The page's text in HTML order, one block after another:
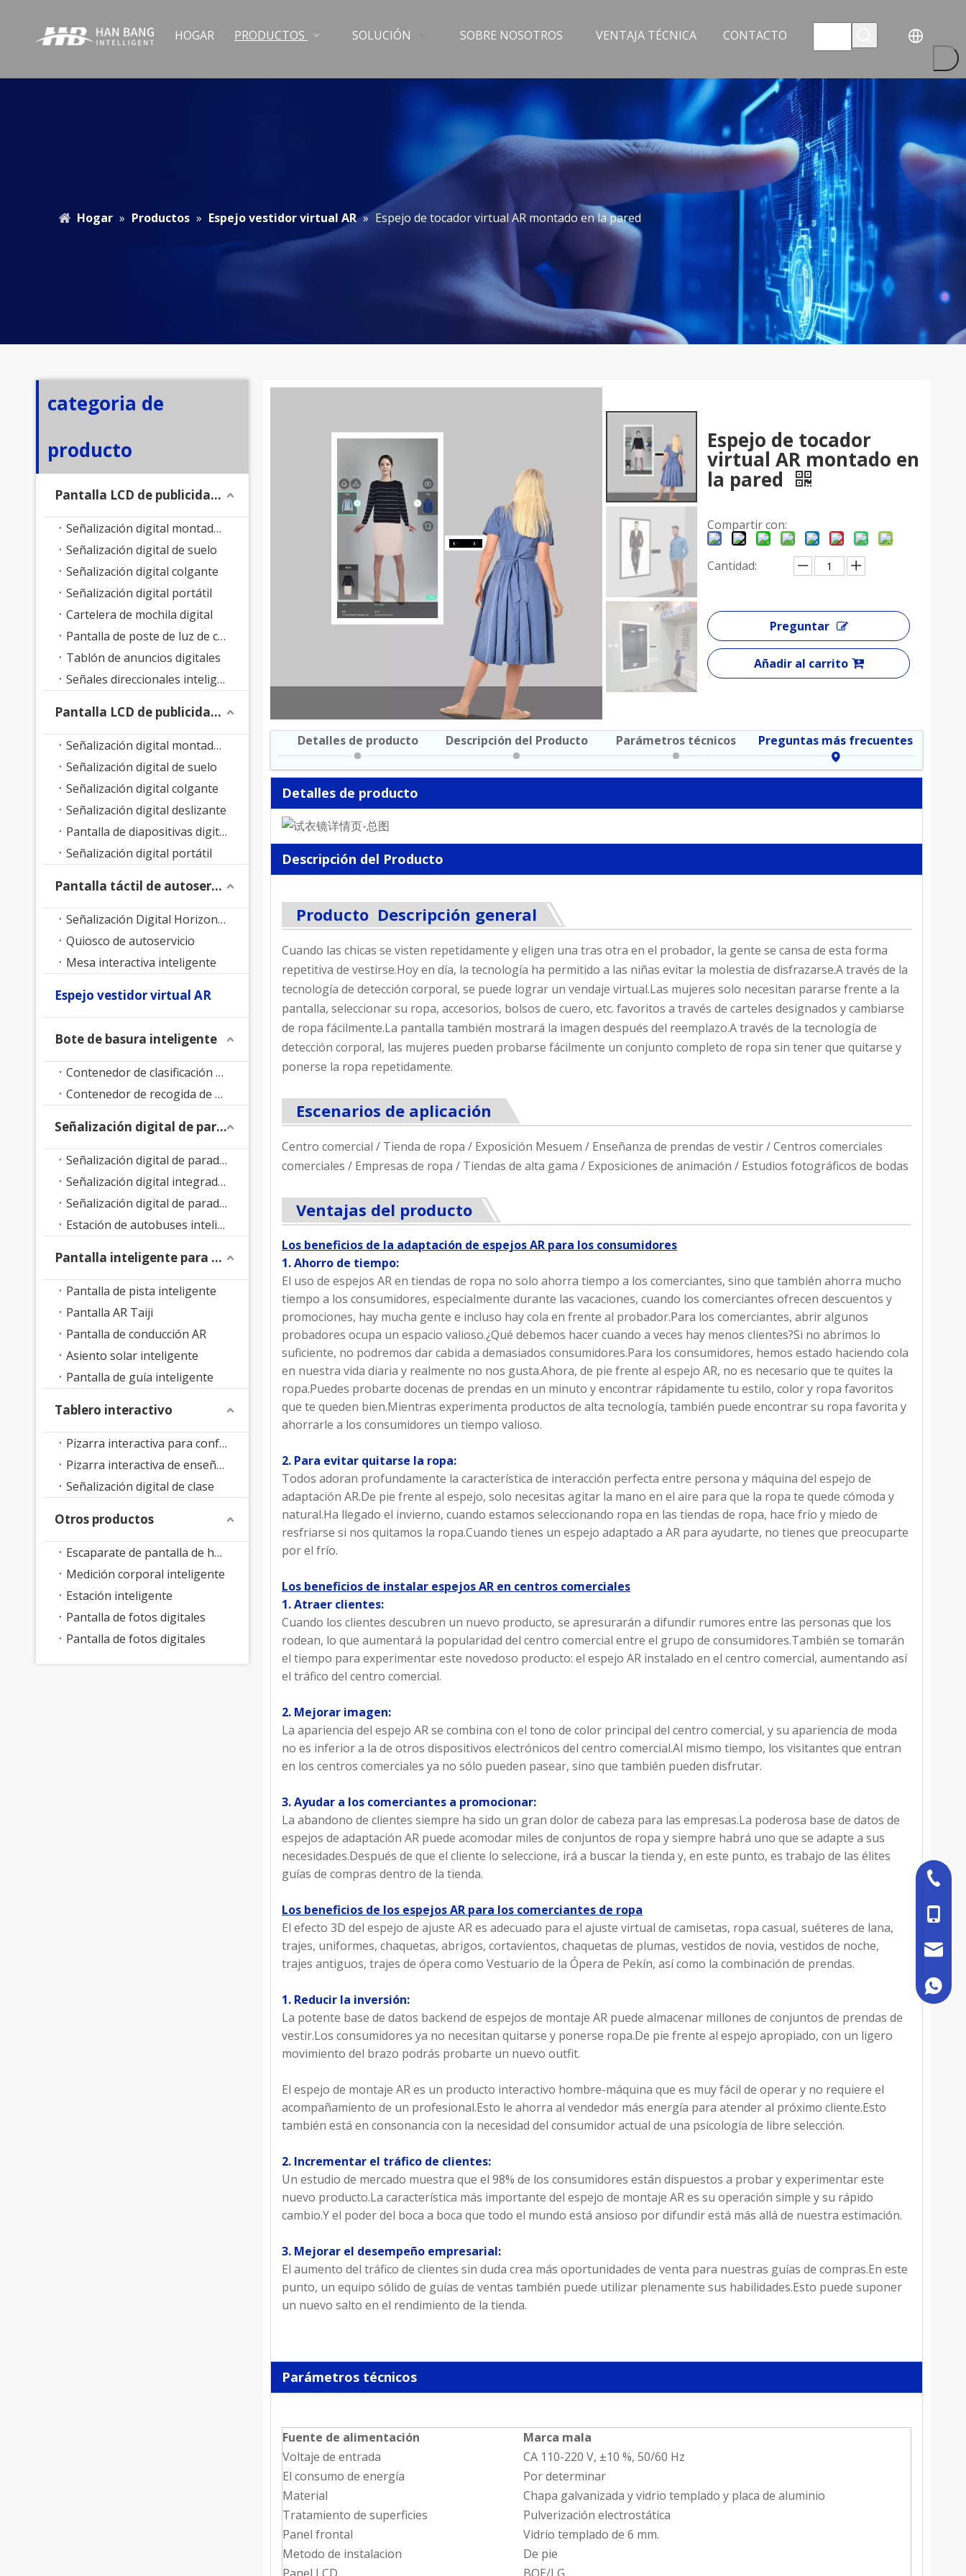
HOGAR PRODUCTOS SOLUCIÓN SOBRE NOSOTROS VENTAJA TÉCNICA CONTACTO
Hogar » Productos » Espejo vestidor virtual AR » Espejo de tocador virtual AR montado en la pared
categoria de
producto
Pantalla LCD de publicidad exterior
Señalización digital montada en la pared
Señalización digital de suelo
Señalización digital colgante
Señalización digital portátil
Cartelera de mochila digital
Pantalla de poste de luz de calle inteligente
Tablón de anuncios digitales
Señales direccionales inteligentes
Pantalla LCD de publicidad interior
Señalización digital montada en la pared
Señalización digital de suelo
Señalización digital colgante
Señalización digital deslizante
Pantalla de diapositivas digitales
Señalización digital portátil
Pantalla táctil de autoservicio
Señalización Digital Horizontal
Quiosco de autoservicio
Mesa interactiva inteligente
Espejo vestidor virtual AR
Bote de basura inteligente
Contenedor de clasificación de residuos inteligente
Contenedor de recogida de residuos inteligente
Señalización digital de parada de autobús
Señalización digital de parada de autobús con soporte de suelo
Señalización digital integrada en parada de autobús
Señalización digital de parada de autobús LED
Estación de autobuses inteligente
Pantalla inteligente para parque
Pantalla de pista inteligente
Pantalla AR Taiji
Pantalla de conducción AR
Asiento solar inteligente
Pantalla de guía inteligente
Tablero interactivo
Pizarra interactiva para conferencias
Pizarra interactiva de enseñanza
Señalización digital de clase
Otros productos
Escaparate de pantalla de holograma 3D
Medición corporal inteligente
Estación inteligente
Pantalla de fotos digitales
Pantalla de fotos digitales
Espejo de tocador
virtual AR montado en
la pared
Compartir con:
Cantidad:
Preguntar
Añadir al carrito
Detalles de producto Descripción del Producto Parámetros técnicos Preguntas más frecuentes
Detalles de producto
Descripción del Producto
Producto Descripción general
Cuando las chicas se visten repetidamente y eligen una tras otra en el probador, la gente se cansa de esta forma
repetitiva de vestirse.Hoy en día, la tecnología ha permitido a las niñas evitar la molestia de disfrazarse.A través de la
tecnología de detección corporal, se puede lograr un vendaje virtual.Las mujeres solo necesitan pararse frente a la
pantalla, seleccionar su ropa, accesorios, bolsos de cuero, etc. favoritos a través de carteles designados y cambiarse
de ropa fácilmente.La pantalla también mostrará la imagen después del reemplazo.A través de la tecnología de
detección corporal, las mujeres pueden probarse fácilmente un conjunto completo de ropa sin tener que quitarse y
ponerse la ropa repetidamente.
Escenarios de aplicación
Centro comercial / Tienda de ropa / Exposición Mesuem / Enseñanza de prendas de vestir / Centros comerciales
comerciales / Empresas de ropa / Tiendas de alta gama / Exposiciones de animación / Estudios fotográficos de bodas
Ventajas del producto
Los beneficios de la adaptación de espejos AR para los consumidores
1. Ahorro de tiempo:
El uso de espejos AR en tiendas de ropa no solo ahorra tiempo a los comerciantes, sino que también ahorra mucho
tiempo a los consumidores, especialmente durante las vacaciones, cuando los comerciantes ofrecen descuentos y
promociones, hay mucha gente e incluso hay cola en frente al probador.Para los comerciantes, abrir algunos
probadores ocupa un espacio valioso.¿Qué debemos hacer cuando a veces hay menos clientes?Si no abrimos lo
suficiente, no podremos dar cabida a demasiados consumidores.Para los consumidores, hemos estado haciendo cola
en nuestra vida diaria y realmente no nos gusta.Ahora, de pie frente al espejo AR, no es necesario que te quites la
ropa.Puedes probarte docenas de prendas en un minuto y encontrar rápidamente tu estilo, color y ropa favoritos
que te queden bien.Mientras experimenta productos de alta tecnología, también puede encontrar su ropa favorita y
ahorrarle a los consumidores un tiempo valioso.
2. Para evitar quitarse la ropa:
Todos adoran profundamente la característica de interacción perfecta entre persona y máquina del espejo de
adaptación AR.De pie frente al espejo, solo necesitas agitar la mano en el aire para que la ropa te quede cómoda y
natural.Ha llegado el invierno, cuando estamos seleccionando ropa en las tiendas de ropa, hace frío y miedo de
resfriarse si nos quitamos la ropa.Cuando tienes un espejo adaptado a AR para ayudarte, no tienes que preocuparte
por el frío.
Los beneficios de instalar espejos AR en centros comerciales
1. Atraer clientes:
Cuando los clientes descubren un nuevo producto, se apresurarán a difundir rumores entre las personas que los
rodean, lo que aumentará la popularidad del centro comercial entre el grupo de consumidores.También se tomarán
el tiempo para experimentar este novedoso producto: el espejo AR instalado en el centro comercial, aumentando así
el tráfico del centro comercial.
2. Mejorar imagen:
La apariencia del espejo AR se combina con el tono de color principal del centro comercial, y su apariencia de moda
no es inferior a la de otros dispositivos electrónicos del centro comercial.Al mismo tiempo, los visitantes que entran
en los centros comerciales ya no sólo pueden pasear, sino que también pueden disfrutar.
3. Ayudar a los comerciantes a promocionar:
La abandono de clientes siempre ha sido un gran dolor de cabeza para las empresas.La poderosa base de datos de
espejos de adaptación AR puede acomodar miles de conjuntos de ropa y siempre habrá uno que se adapte a sus
necesidades.Después de que el cliente lo seleccione, irá a buscar la tienda y, en este punto, es trabajo de las élites
guías de compras dentro de la tienda.
Los beneficios de los espejos AR para los comerciantes de ropa
El efecto 3D del espejo de ajuste AR es adecuado para el ajuste virtual de camisetas, ropa casual, suéteres de lana,
trajes, uniformes, chaquetas, abrigos, cortavientos, chaquetas de plumas, vestidos de novia, vestidos de noche,
trajes antiguos, trajes de ópera como Vestuario de la Ópera de Pekín, así como la combinación de prendas.
1. Reducir la inversión:
La potente base de datos backend de espejos de montaje AR puede almacenar millones de conjuntos de prendas de
vestir.Los consumidores ya no necesitan quitarse y ponerse ropa.De pie frente al espejo apropiado, con un ligero
movimiento del brazo podrás probarte un nuevo outfit.
El espejo de montaje AR es un producto interactivo hombre-máquina que es muy fácil de operar y no requiere el
acompañamiento de un profesional.Esto le ahorra al vendedor más energía para atender al próximo cliente.Esto
también está en consonancia con la necesidad del consumidor actual de una psicología de libre selección.
2. Incrementar el tráfico de clientes:
Un estudio de mercado muestra que el 98% de los consumidores están dispuestos a probar y experimentar este
nuevo producto.La característica más importante del espejo de montaje AR es su operación simple y su rápido
cambio.Y el poder del boca a boca que todo el mundo está ansioso por difundir está más allá de nuestra estimación.
3. Mejorar el desempeño empresarial:
El aumento del tráfico de clientes sin duda crea más oportunidades de venta para nuestras guías de compras.En este
punto, un equipo sólido de guías de ventas también puede utilizar plenamente sus habilidades.Esto puede suponer
un nuevo salto en el rendimiento de la tienda.
Parámetros técnicos
Fuente de alimentación
Marca mala
Voltaje de entrada
CA 110-220 V, ±10 %, 50/60 Hz
El consumo de energía
Por determinar
Material
Chapa galvanizada y vidrio templado y placa de aluminio
Tratamiento de superficies
Pulverización electrostática
Panel frontal
Vidrio templado de 6 mm.
Metodo de instalacion
De pie
+86-
+86